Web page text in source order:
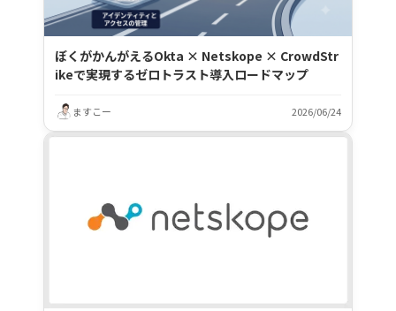
ぼくがかんがえるOkta × Netskope × CrowdStr
ikeで実現するゼロトラスト導入ロードマップ
ますこー 2026/06/24